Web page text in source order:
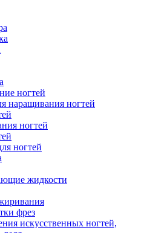
ногтей
наращивания ногтей
ногтей
ногтей
жидкости
фрез
искусственных ногтей,